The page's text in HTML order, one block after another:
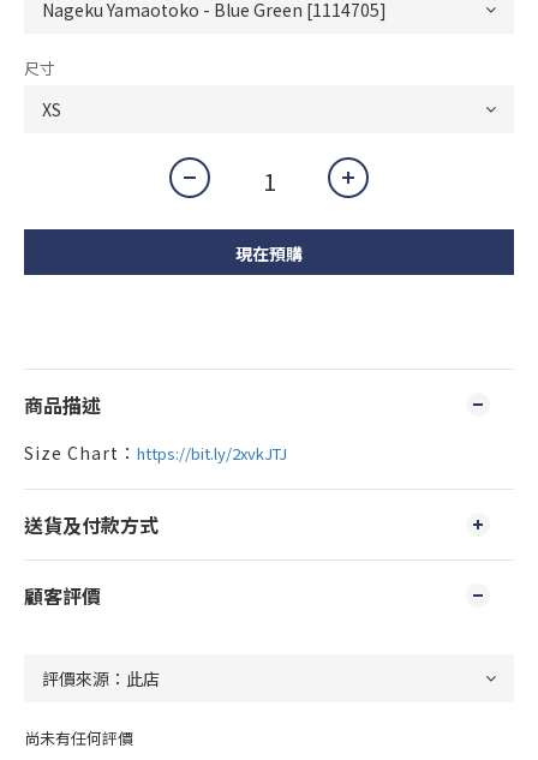
尺寸
現在預購
商品描述
Size Chart： https://bit.ly/2xvkJTJ
送貨及付款方式
顧客評價
尚未有任何評價